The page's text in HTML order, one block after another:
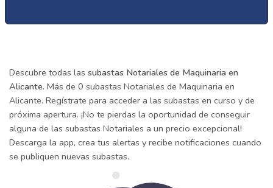
Descubre todas las subastas Notariales de Maquinaria en
Alicante. Más de 0 subastas Notariales de Maquinaria en
Alicante. Regístrate para acceder a las subastas en curso y de
próxima apertura. ¡No te pierdas la oportunidad de conseguir
alguna de las subastas Notariales a un precio excepcional!
Descarga la app, crea tus alertas y recibe notificaciones cuando
se publiquen nuevas subastas.